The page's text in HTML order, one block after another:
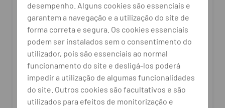
Colar Charme EA
24Mx37,76 EUR
TAEG:10,6 %
PVP/Montante Financiado:
850,00 EUR
desempenho. Alguns cookies são essenciais e
garantem a navegação e a utilização do site de
forma correta e segura. Os cookies essenciais
podem ser instalados sem o consentimento do
utilizador, pois são essenciais ao normal
funcionamento do site e desligá-los poderá
impedir a utilização de algumas funcionalidades
do site. Outros cookies são facultativos e são
utilizados para efeitos de monitorização e